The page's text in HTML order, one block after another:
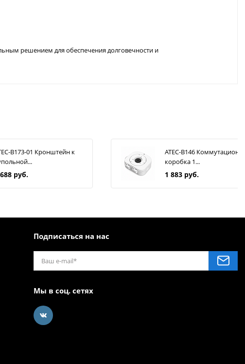
решением для обеспечения долговечности и
B173-01 Кронштейн к
руб.
ATEC-B146
коробка 1...
1 883 руб.
Подписаться на нас
Мы в соц. сетях